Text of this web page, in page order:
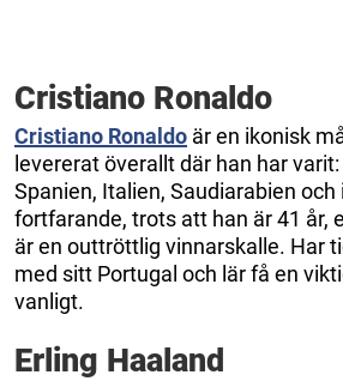
Cristiano Ronaldo
Cristiano Ronaldo är en ikonisk
levererat överallt där han har varit:
Spanien, Italien, Saudiarabien
fortfarande, trots att han är 41 år,
är en outtröttlig vinnarskalle. Har
med sitt Portugal och lär få en
vanligt.
Erling Haaland